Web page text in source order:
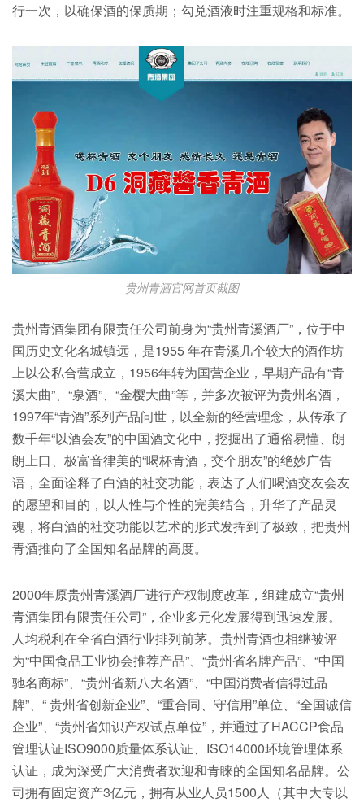
行一次，以确保酒的保质期；勾兑酒液时注重规格和标准。
贵州青酒官网首页截图
贵州青酒集团有限责任公司前身为“贵州青溪酒厂”，位于中
国历史文化名城镇远，是1955 年在青溪几个较大的酒作坊
上以公私合营成立，1956年转为国营企业，早期产品有“青
溪大曲”、“泉酒”、“金樱大曲”等，并多次被评为贵州名酒，
1997年“青酒”系列产品问世，以全新的经营理念，从传承了
数千年“以酒会友”的中国酒文化中，挖掘出了通俗易懂、朗
朗上口、极富音律美的“喝杯青酒，交个朋友”的绝妙广告
语，全面诠释了白酒的社交功能，表达了人们喝酒交友会友
的愿望和目的，以人性与个性的完美结合，升华了产品灵
魂，将白酒的社交功能以艺术的形式发挥到了极致，把贵州
青酒推向了全国知名品牌的高度。
2000年原贵州青溪酒厂进行产权制度改革，组建成立“贵州
青酒集团有限责任公司”，企业多元化发展得到迅速发展。
人均税利在全省白酒行业排列前茅。贵州青酒也相继被评
为“中国食品工业协会推荐产品”、“贵州省名牌产品”、“中国
驰名商标”、“贵州省新八大名酒”、“中国消费者信得过品
牌”、“ 贵州省创新企业”、“重合同、守信用”单位、“全国诚信
企业”、“贵州省知识产权试点单位”，并通过了HACCP食品
管理认证ISO9000质量体系认证、ISO14000环境管理体系
认证，成为深受广大消费者欢迎和青睐的全国知名品牌。公
司拥有固定资产3亿元，拥有从业人员1500人（其中大专以